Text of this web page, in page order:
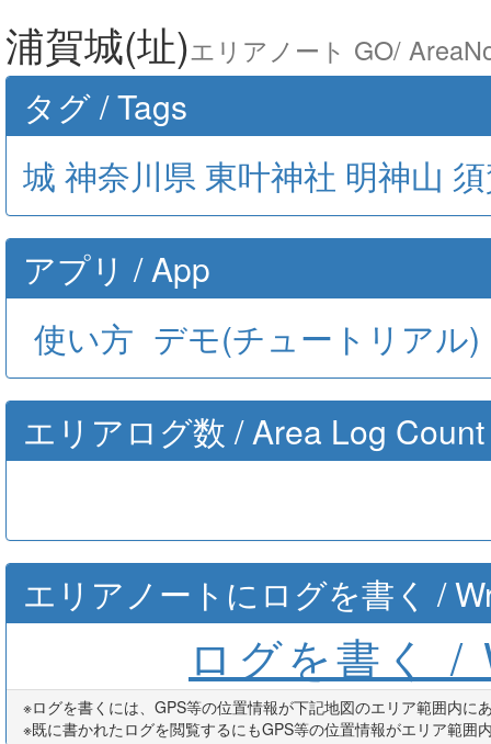
浦賀城(址)エリアノート GO/
タグ / Tags
城 神奈川県 東叶神社 明神山
アプリ / App
使い方 デモ(チュートリアル)
エリアログ数 / Area Log Count
エリアノートにログを書く /
ログを書く
※ログを書くには、GPS等の位置情報が下記地図のエリア範囲内に
※既に書かれたログを閲覧するにもGPS等の位置情報がエリア範囲